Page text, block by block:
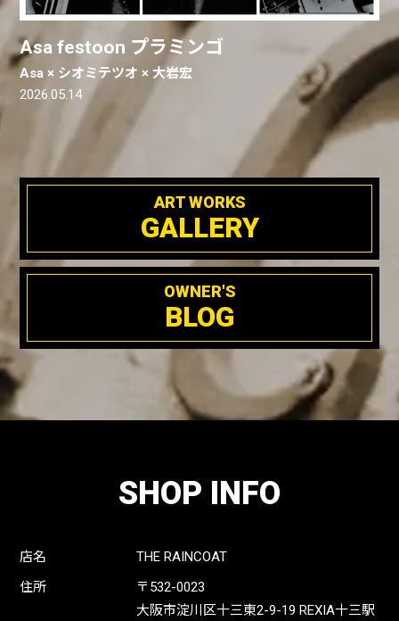
Asa festoon プラミンゴ
Asa × シオミテツオ × 大岩宏
2026.05.14
ART WORKS
GALLERY
OWNER'S
BLOG
SHOP INFO
店名
THE RAINCOAT
住所
〒532-0023
大阪市淀川区十三東2-9-19 REXIA十三駅